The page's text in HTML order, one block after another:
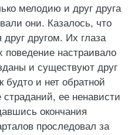
мелодию и друг друга
они. Казалось, что
другом. Их глаза
настраивало
и существуют друг
будто и нет обратной
ее ненависти
окончания
проследовал за